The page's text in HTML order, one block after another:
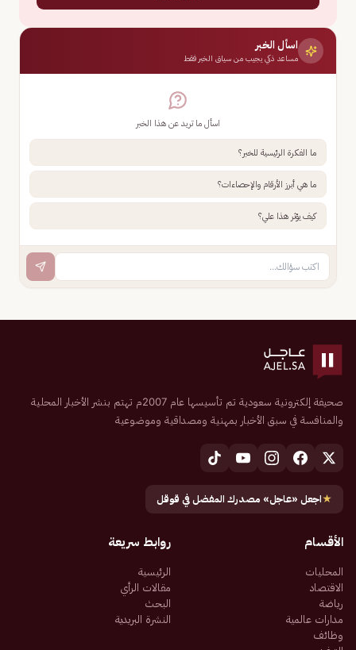
اسأل الخبر
مساعد ذكي يجيب من سياق الخبر فقط
اسأل ما تريد عن هذا الخبر
ما الفكرة الرئيسية للخبر؟
ما هي أبرز الأرقام والإحصاءات؟
كيف يؤثر هذا علي؟
صحيفة إلكترونية سعودية تم تأسيسها عام 2007م تهتم بنشر الأخبار المحلية
والمنافسة في سبق الأخبار بمهنية ومصداقية وموضوعية
★اجعل «عاجل» مصدرك المفضل في قوقل
الأقسام
المحليات
الاقتصاد
رياضة
مدارات عالمية
وظائف
روابط سريعة
الرئيسية
مقالات الرأي
البحث
النشرة البريدية